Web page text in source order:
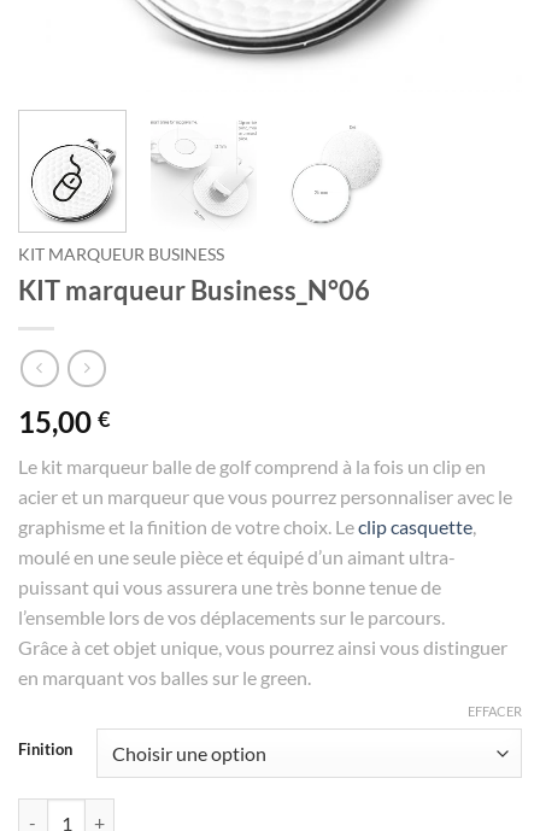
KIT MARQUEUR BUSINESS
KIT marqueur Business_N°06
15,00 €
Le kit marqueur balle de golf comprend à la fois un clip en
acier et un marqueur que vous pourrez personnaliser avec le
graphisme et la finition de votre choix. Leclip casquette
moulé en une seule pièce et équipé d’un aimant ultra-
puissant qui vous assurera une très bonne tenue de
l’ensemble lors de vos déplacements sur le parcours.
Grâce à cet objet unique, vous pourrez ainsi vous distinguer
en marquant vos balles sur le green.
Finition
EFFACER